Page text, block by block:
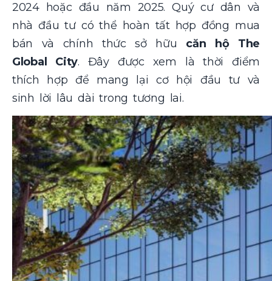
2024 hoặc đầu năm 2025. Quý cư dân và
nhà đầu tư có thể hoàn tất hợp đồng mua
bán và chính thức sở hữu căn hộ The
Global City. Đây được xem là thời điểm
thích hợp để mang lại cơ hội đầu tư và
sinh lời lâu dài trong tương lai.